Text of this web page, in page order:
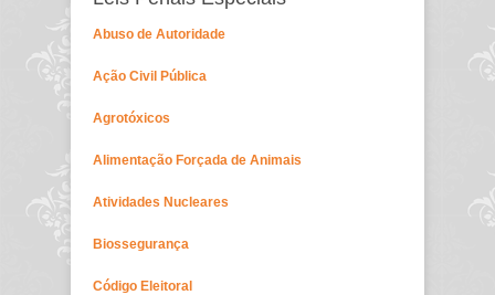
Abuso de Autoridade
Ação Civil Pública
Agrotóxicos
Alimentação Forçada de Animais
Atividades Nucleares
Biossegurança
Código Eleitoral